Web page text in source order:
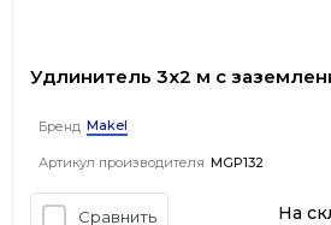
Удлинитель 3x2 м с
Бренд Makel
Артикул производителя MGP132
Сравнить На